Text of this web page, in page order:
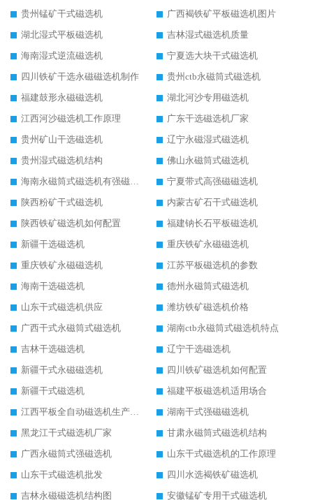
贵州锰矿干式磁选机
广西褐铁矿平板磁选机图片
湖北湿式平板磁选机
吉林湿式磁选机质量
海南湿式逆流磁选机
宁夏选大块干式磁选机
四川铁矿干选永磁磁选机制作
贵州ctb永磁筒式磁选机
福建鼓形永磁磁选机
湖北河沙专用磁选机
江西河沙磁选机工作原理
广东干选磁选机厂家
贵州矿山干选磁选机
辽宁永磁湿式磁选机
贵州湿式磁选机结构
佛山永磁筒式磁选机
宁夏带式高强磁磁选机
陕西粉矿干式磁选机
内蒙古矿石干式磁选机
陕西铁矿磁选机如何配置
福建钠长石平板磁选机
新疆干选磁选机
重庆铁矿永磁磁选机
重庆铁矿永磁磁选机
江苏平板磁选机的参数
海南干选磁选机
德州永磁筒式磁选机
山东干式磁选机供应
潍坊铁矿磁选机价格
广西干式永磁筒式磁选机
湖南ctb永磁筒式磁选机特点
吉林干选磁选机
辽宁干选磁选机
新疆干式永磁磁选机
四川铁矿磁选机如何配置
新疆干式磁选机
福建平板磁选机适用场合
湖南干式强磁磁选机
黑龙江干式磁选机厂家
甘肃永磁筒式磁选机结构
广西永磁筒式强磁选机
山东干式磁选机的工作原理
山东干式磁选机批发
四川水选褐铁矿磁选机
吉林永磁磁选机结构图
安徽锰矿专用干式磁选机